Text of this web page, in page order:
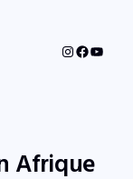
Instagram
Afrique